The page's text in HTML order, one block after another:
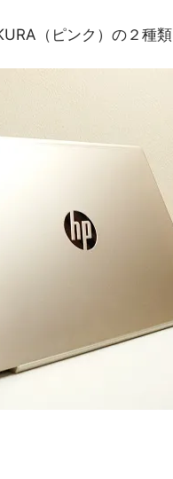
（ピンク）の２種類